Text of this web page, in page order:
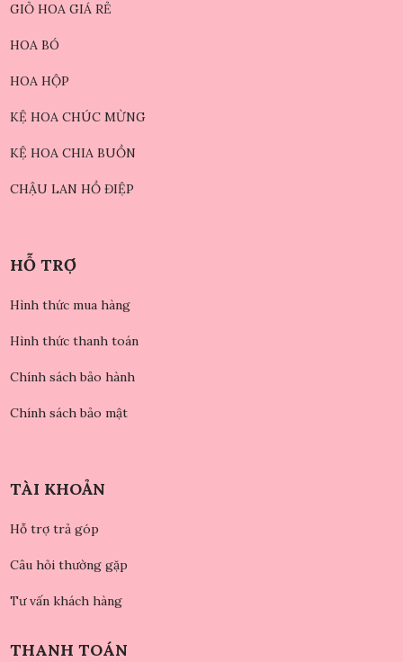
GIỎ HOA GIÁ RẺ
HOA BÓ
HOA HỘP
KỆ HOA CHÚC MỪNG
KỆ HOA CHIA BUỒN
CHẬU LAN HỒ ĐIỆP
HỖ TRỢ
Hình thức mua hàng
Hình thức thanh toán
Chính sách bảo hành
Chính sách bảo mật
TÀI KHOẢN
Hỗ trợ trả góp
Câu hỏi thường gặp
Tư vấn khách hàng
THANH TOÁN